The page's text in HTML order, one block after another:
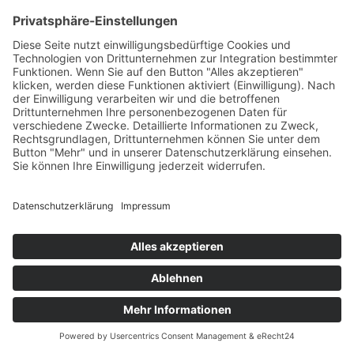
office@feuerwehrausstatter.at
+43 (0) 676 36 81 002
Rumpold Handels GesmbH
9020 Klagenfurt
Durchlaßstraße 42
Austria
© 2023 Rumpold Handels GesmbH
Powered by
Creativomedia GmbH
Cookie-Einstellungen
Impressum
Datenschutzerklärung
0